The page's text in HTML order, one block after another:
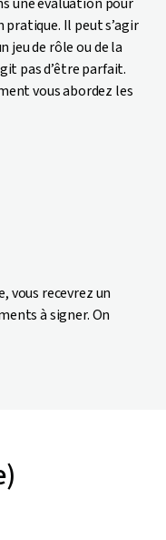
pratique. Il peut s’agir
jeu de rôle ou de la
pas d’être parfait.
vous abordez les
vous recevrez un
à signer. On